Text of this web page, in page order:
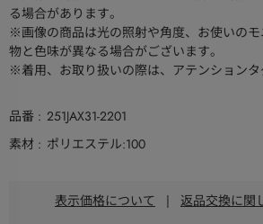
る場合があります。
※画像の商品は光の照射や角度、お使いの
物と色味が異なる場合がございます。
※着用、お取り扱いの際は、アテンションタ
品番
251JAX31-2201
素材
ポリエステル:100
表示価格について | 返品交換に関